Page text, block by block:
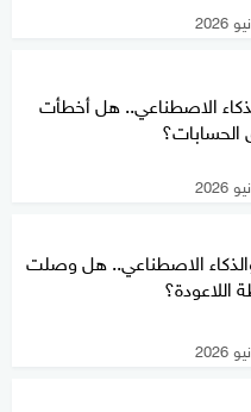
الاصطناعي.. هل أخطأت
الحسابات؟
الاصطناعي.. هل وصلت
اللاعودة؟